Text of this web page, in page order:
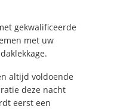
gekwalificeerde
met uw
altijd voldoende
deze nacht
eerst een